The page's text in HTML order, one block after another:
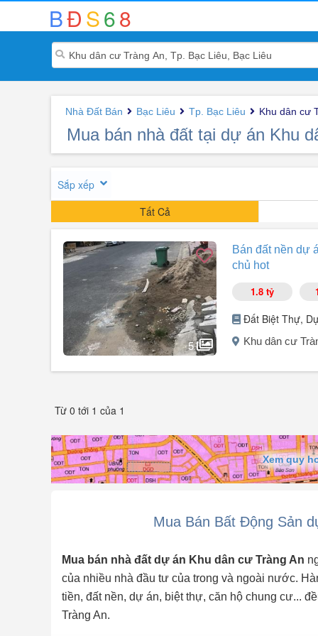
BĐS68
Nhà Đất Bán Bạc Liêu Tp. Bạc Liêu Khu dân cư
Mua bán nhà đất tại dự án Khu
Sắp xếp
Tất Cả
5
Bán đất nền dự
chủ hot
1.8 tỷ
Đất Biệt Thự,
Khu dân cư
một dự án đất nền hấp dẫn, tọa lạc tại vị trí chiến lược,
+ Diện tích: 108m².
+ Giá bán: 1.8 tỷ VND.
+ Mặt tiền 5m, ...
Từ 0 tới 1 của 1
Xem quy
Mua Bán Bất Động Sản
Mua bán nhà đất dự án Khu dân cư Tràng An
của nhiều nhà đầu tư của trong và ngoài nước.
tiền, đất nền, dự án, biệt thự, căn hộ chung cư...
Tràng An.